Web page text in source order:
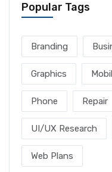
Popular Tags
Branding
Graphics
Phone Repair
UI/UX Research
Web Plans